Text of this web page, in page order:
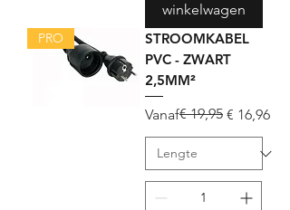
winkelwagen
PRO
STROOMKABEL
PVC - ZWART
2,5MM²
Vanaf
Normale prijs
€ 19,95 € 16,96
Verkoopprijs